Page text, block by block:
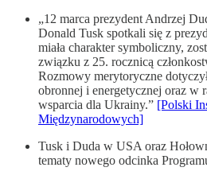
„12 marca prezydent Andrzej
Donald Tusk spotkali się z
miała charakter symboliczny,
związku z 25. rocznicą
Rozmowy merytoryczne
obronnej i energetycznej oraz w
wsparcia dla Ukrainy.” [Polski
Międzynarodowych]
Tusk i Duda w USA oraz
tematy nowego odcinka